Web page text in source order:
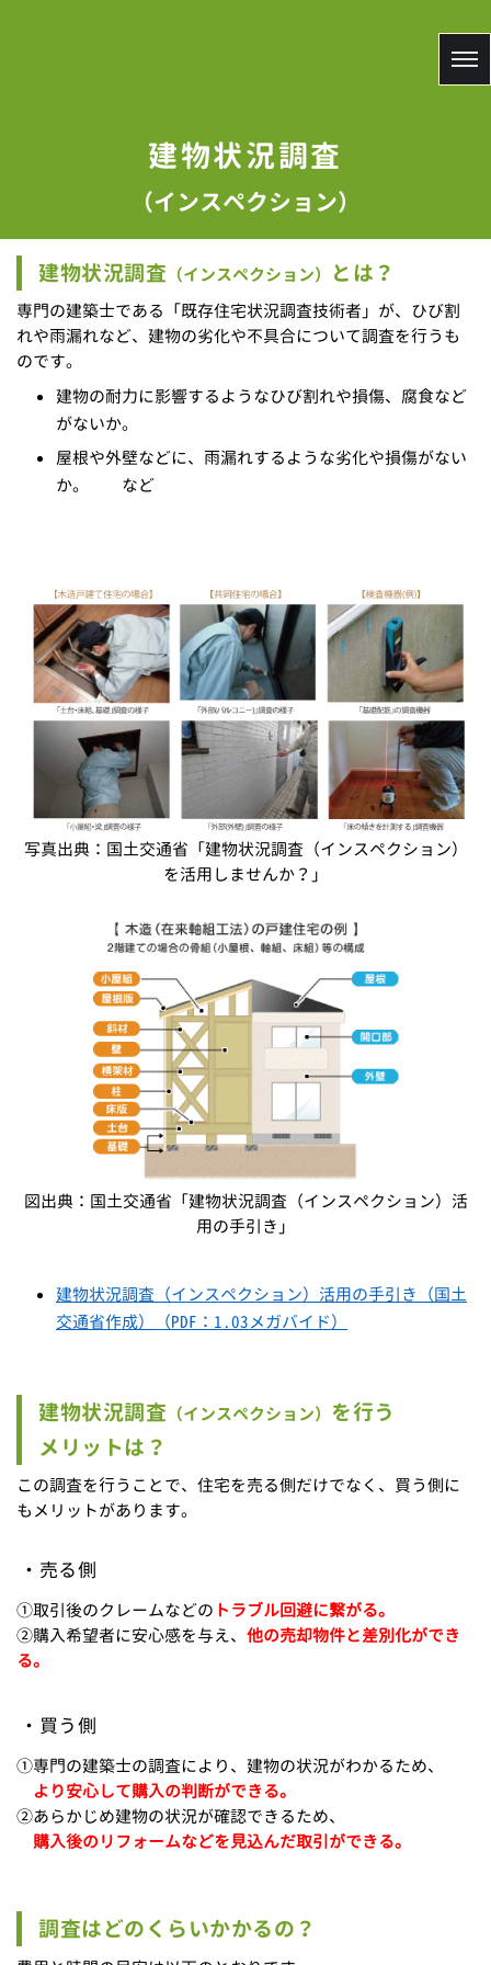
建物状況調査
（インスペクション）
建物状況調査 （インスペクション） とは？
専門の建築士である「既存住宅状況調査技術者」が、ひび割
れや雨漏れなど、建物の劣化や不具合について調査を行うも
のです。
建物の耐力に影響するようなひび割れや損傷、腐食など
がないか。
屋根や外壁などに、雨漏れするような劣化や損傷がない
か。 など
写真出典：国土交通省「建物状況調査（インスペクション）
を活用しませんか？」
図出典：国土交通省「建物状況調査（インスペクション）活
用の手引き」
建物状況調査（インスペクション）活用の手引き（国土
交通省作成）（PDF：1.03メガバイド）
建物状況調査 （インスペクション） を行う
メリットは？
この調査を行うことで、住宅を売る側だけでなく、買う側に
もメリットがあります。
売る側
①取引後のクレームなどの トラブル回避に繋がる。
②購入希望者に安心感を与え、 他の売却物件と差別化ができ
る。
買う側
①専門の建築士の調査により、建物の状況がわかるため、
より安心して購入の判断ができる。
②あらかじめ建物の状況が確認できるため、
購入後のリフォームなどを見込んだ取引ができる。
調査はどのくらいかかるの？